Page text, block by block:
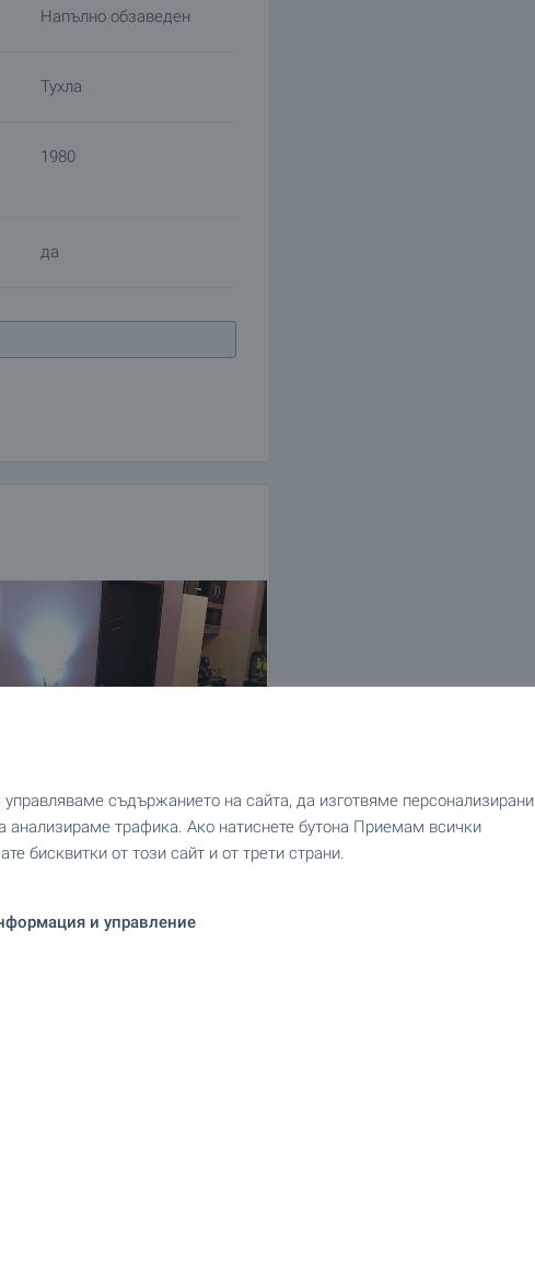
Напълно обзаведен
Тухла
1980
да
съдържанието на сайта, да изготвяме персонализирани
анализираме трафика. Ако натиснете бутона Приемам всички
бисквитки от този сайт и от трети страни.
и управление